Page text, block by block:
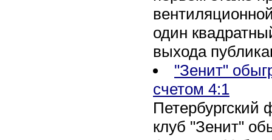
один
выхода
"Зенит"
счетом 4:1
Петербургский
клуб "Зенит"